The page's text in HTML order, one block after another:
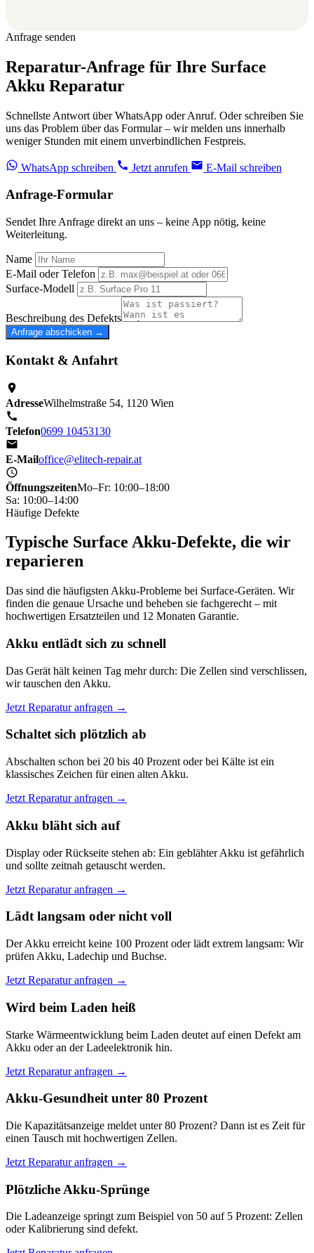
Anfrage senden
Reparatur-Anfrage für Ihre Surface
Akku Reparatur
Schnellste Antwort über WhatsApp oder Anruf. Oder schreiben Sie
uns das Problem über das Formular – wir melden uns innerhalb
weniger Stunden mit einem unverbindlichen Festpreis.
WhatsApp schreiben Jetzt anrufen E-Mail schreiben
Anfrage-Formular
Sendet Ihre Anfrage direkt an uns – keine App nötig, keine
Weiterleitung.
Name
E-Mail oder Telefon
Surface-Modell
Beschreibung des Defekts
Anfrage abschicken →
Kontakt & Anfahrt
AdresseWilhelmstraße 54, 1120 Wien
Telefon0699 10453130
E-Mailoffice@elitech-repair.at
ÖffnungszeitenMo–Fr: 10:00–18:00
Sa: 10:00–14:00
Häufige Defekte
Typische Surface Akku-Defekte, die wir
reparieren
Das sind die häufigsten Akku-Probleme bei Surface-Geräten. Wir
finden die genaue Ursache und beheben sie fachgerecht – mit
hochwertigen Ersatzteilen und 12 Monaten Garantie.
Akku entlädt sich zu schnell
Das Gerät hält keinen Tag mehr durch: Die Zellen sind verschlissen,
wir tauschen den Akku.
Jetzt Reparatur anfragen →
Schaltet sich plötzlich ab
Abschalten schon bei 20 bis 40 Prozent oder bei Kälte ist ein
klassisches Zeichen für einen alten Akku.
Jetzt Reparatur anfragen →
Akku bläht sich auf
Display oder Rückseite stehen ab: Ein geblähter Akku ist gefährlich
und sollte zeitnah getauscht werden.
Jetzt Reparatur anfragen →
Lädt langsam oder nicht voll
Der Akku erreicht keine 100 Prozent oder lädt extrem langsam: Wir
prüfen Akku, Ladechip und Buchse.
Jetzt Reparatur anfragen →
Wird beim Laden heiß
Starke Wärmeentwicklung beim Laden deutet auf einen Defekt am
Akku oder an der Ladeelektronik hin.
Jetzt Reparatur anfragen →
Akku-Gesundheit unter 80 Prozent
Die Kapazitätsanzeige meldet unter 80 Prozent? Dann ist es Zeit für
einen Tausch mit hochwertigen Zellen.
Jetzt Reparatur anfragen →
Plötzliche Akku-Sprünge
Die Ladeanzeige springt zum Beispiel von 50 auf 5 Prozent: Zellen
oder Kalibrierung sind defekt.